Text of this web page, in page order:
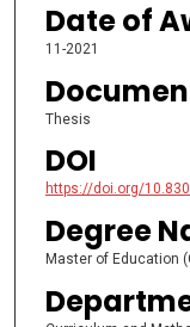
Date of
11-2021
Thesis
DOI
https://doi.org/
Degree
Master of Education